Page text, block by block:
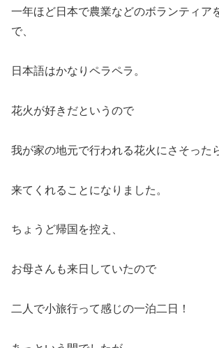
一年ほど日本で農業などのボランティア
で、
日本語はかなりペラペラ。
花火が好きだというので
我が家の地元で行われる花火にさそった
来てくれることになりました。
ちょうど帰国を控え、
お母さんも来日していたので
二人で小旅行って感じの一泊二日！